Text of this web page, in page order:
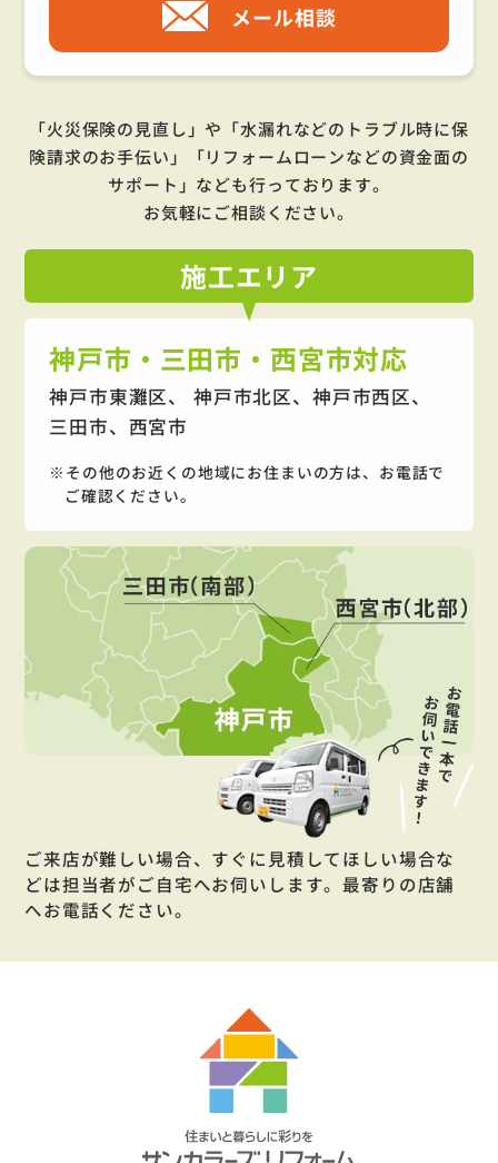
メール相談
「火災保険の見直し」や「水漏れなどのトラブル時に保
険請求のお手伝い」「リフォームローンなどの資金面の
サポート」 なども行っております。
お気軽にご相談ください。
施工エリア
神戸市・三田市・西宮市対応
神戸市東灘区、 神戸市北区、神戸市西区、
三田市、西宮市
その他のお近くの地域にお住まいの方は、お電話で
ご確認ください。
ご来店が難しい場合、すぐに見積してほしい場合な
どは担当者がご自宅へお伺いします。最寄りの店舗
へお電話ください。